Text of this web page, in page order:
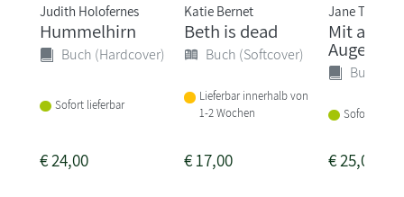
Judith Holofernes
Hummelhirn
Buch (Hardcover)
Sofort lieferbar
€24,00
Katie Bernet
Beth is dead
Buch (Softcover)
Lieferbar innerhalb von
1-2 Wochen
€17,00
Jane Tara
Mit
Augen
Buch
Sofort
€25,00